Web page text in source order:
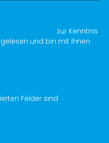
zur Kenntnis
gelesen und bin mit ihnen
Felder sind